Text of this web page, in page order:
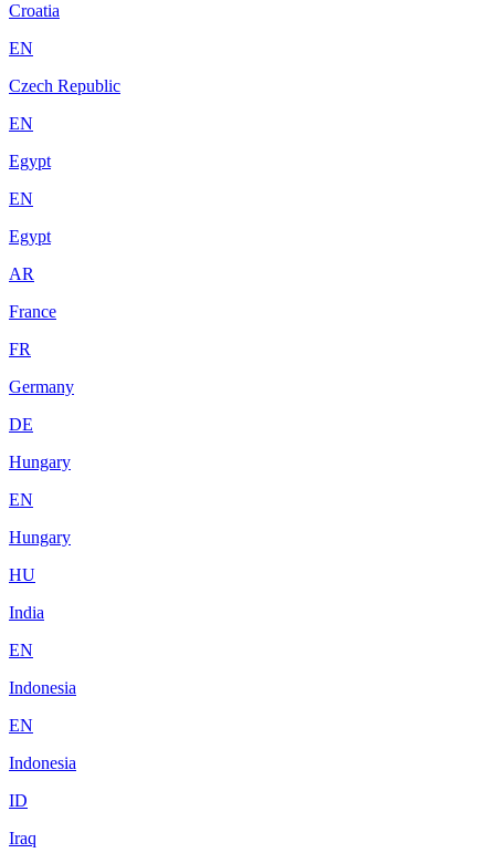
Croatia
EN
Czech Republic
EN
Egypt
EN
Egypt
AR
France
FR
Germany
DE
Hungary
EN
Hungary
HU
India
EN
Indonesia
EN
Indonesia
ID
Iraq